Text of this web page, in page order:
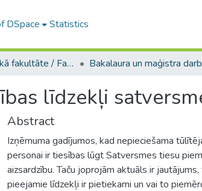
DSpace Statistics
A -- Juridiskā fakultāte / Faculty of Law
līdzekļi
Abstract
Izņēmuma gadījumos, kad nepieciešama
personai ir tiesības lūgt Satversmes tiesu
aizsardzību. Taču joprojām aktuāls ir
pieejamie līdzekļi ir pietiekami un vai to